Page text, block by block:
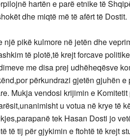
hartën e parë etnike të
dhe miqtë më të afërt të Dostit.
një pikë kulmore në jetën dhe
të plotë,të krejt forcave
me disa prej udhëheqësve
përkundrazi gjetën gjuhën
Mukja vendosi krijimin e
u votua në krye të
tek Hasan Dosti jo
të tij për gjykimin e ftohtë të krejt